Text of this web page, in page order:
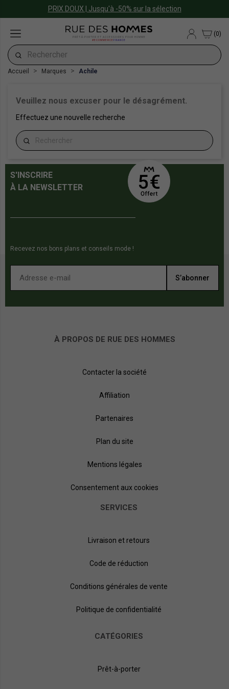
PRIX DOUX | Jusqu'à -50% sur la sélection
PRÊT-À-PORTER ET ACCESSOIRES POUR HOMME
#ECOMMERCE FRANCE
(0)
Accueil Marques Achile
Veuillez nous excuser pour le désagrément.
Effectuez une nouvelle recherche
S'INSCRIRE
À LA NEWSLETTER
Recevez nos bons plans et conseils mode !
S’abonner
À PROPOS DE RUE DES HOMMES
Contacter la société
Affiliation
Partenaires
Plan du site
Mentions légales
Consentement aux cookies
SERVICES
Livraison et retours
Code de réduction
Conditions générales de vente
Politique de confidentialité
CATÉGORIES
Prêt-à-porter